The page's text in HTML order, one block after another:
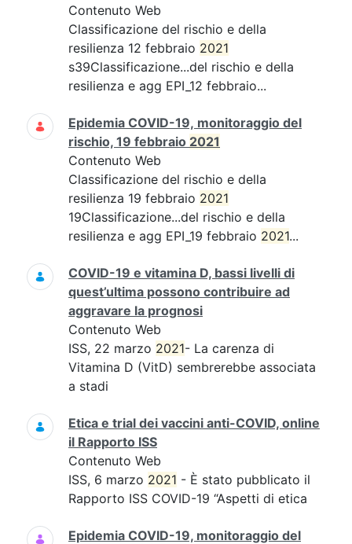
Contenuto Web
Classificazione del rischio e della
resilienza 12 febbraio 2021
s39Classificazione...del rischio e della
resilienza e agg EPI_12 febbraio...
Epidemia COVID-19, monitoraggio del
rischio, 19 febbraio 2021
Contenuto Web
Classificazione del rischio e della
resilienza 19 febbraio 2021
19Classificazione...del rischio e della
resilienza e agg EPI_19 febbraio 2021...
COVID-19 e vitamina D, bassi livelli di
quest’ultima possono contribuire ad
aggravare la prognosi
Contenuto Web
ISS, 22 marzo 2021- La carenza di
Vitamina D (VitD) sembrerebbe associata
a stadi
Etica e trial dei vaccini anti-COVID, online
il Rapporto ISS
Contenuto Web
ISS, 6 marzo 2021 - È stato pubblicato il
Rapporto ISS COVID-19 “Aspetti di etica
Epidemia COVID-19, monitoraggio del